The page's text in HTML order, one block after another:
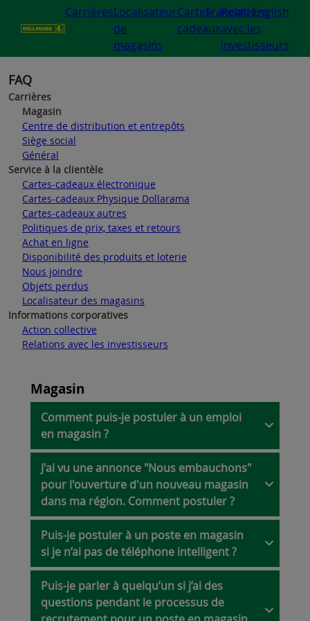
CarrièresLocalisateur
de
magasins
Cartes-
cadeaux
Relations
avec les
investisseurs
FrançaisEnglish
FAQ
Carrières
Magasin
Centre de distribution et entrepôts
Siège social
Général
Service à la clientèle
Cartes-cadeaux électronique
Cartes-cadeaux Physique Dollarama
Cartes-cadeaux autres
Politiques de prix, taxes et retours
Achat en ligne
Disponibilité des produits et loterie
Nous joindre
Objets perdus
Localisateur des magasins
Informations corporatives
Action collective
Relations avec les investisseurs
Magasin
Comment puis-je postuler à un emploi
en magasin ?
Le processus de candidature varie selon le
type de poste.
Pour les postes d’associé de magasin,
d’assistant chef d’équipe et de chef
d’équipe: toutes les candidatures doivent
passer par l’application mobile AppyHere.
Vous devrez télécharger l’application, créer
un profil de candidat, sélectionner la zone
géographique qui vous intéresse et suivre
les étapes de sélection. Toutes les
J'ai vu une annonce "Nous embauchons"
pour l'ouverture d'un nouveau magasin
dans ma région. Comment postuler ?
Consultez nos postes disponiblesici.
L’embauche pour un nouveau magasin
débute généralement 40 jours avant son
ouverture. Le processus est exactement le
même que pour nos magasins ouverts :
Puis-je postuler à un poste en magasin
si je n’ai pas de téléphone intelligent ?
Pour les postes d’associé de magasin,
d’assistant chef d’équipe et de chef
Puis-je parler à quelqu’un si j’ai des
questions pendant le processus de